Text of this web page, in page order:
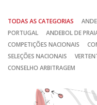
TODAS AS CATEGORIAS
PORTUGAL
ANDEBOL DE
COMPETIÇÕES NACIONAIS
SELEÇÕES NACIONAIS
CONSELHO ARBITRAGEM
Anterior